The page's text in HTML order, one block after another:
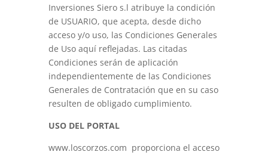
Inversiones Siero s.l atribuye la condición
de USUARIO, que acepta, desde dicho
acceso y/o uso, las Condiciones Generales
de Uso aquí reflejadas. Las citadas
Condiciones serán de aplicación
independientemente de las Condiciones
Generales de Contratación que en su caso
resulten de obligado cumplimiento.
USO DEL PORTAL
www.loscorzos.com proporciona el acceso